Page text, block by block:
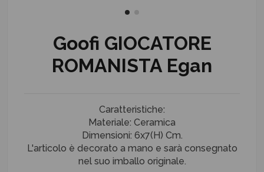
Goofi GIOCATORE
ROMANISTA Egan
Caratteristiche:
Materiale: Ceramica
Dimensioni: 6x7(H) Cm.
L'articolo è decorato a mano e sarà consegnato
nel suo imballo originale.